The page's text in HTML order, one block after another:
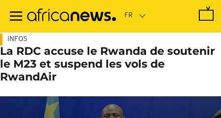
contenu
INFOS
La RDC accuse le Rwanda de soutenir
le M23 et suspend les vols de
RwandAir